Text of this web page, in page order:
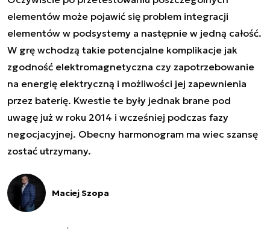
elementów może pojawić się problem integracji
elementów w podsystemy a następnie w jedną całość.
W grę wchodzą takie potencjalne komplikacje jak
zgodność elektromagnetyczna czy zapotrzebowanie
na energię elektryczną i możliwości jej zapewnienia
przez baterię. Kwestie te były jednak brane pod
uwagę już w roku 2014 i wcześniej podczas fazy
negocjacyjnej. Obecny harmonogram ma wiec szansę
zostać utrzymany.
Maciej Szopa